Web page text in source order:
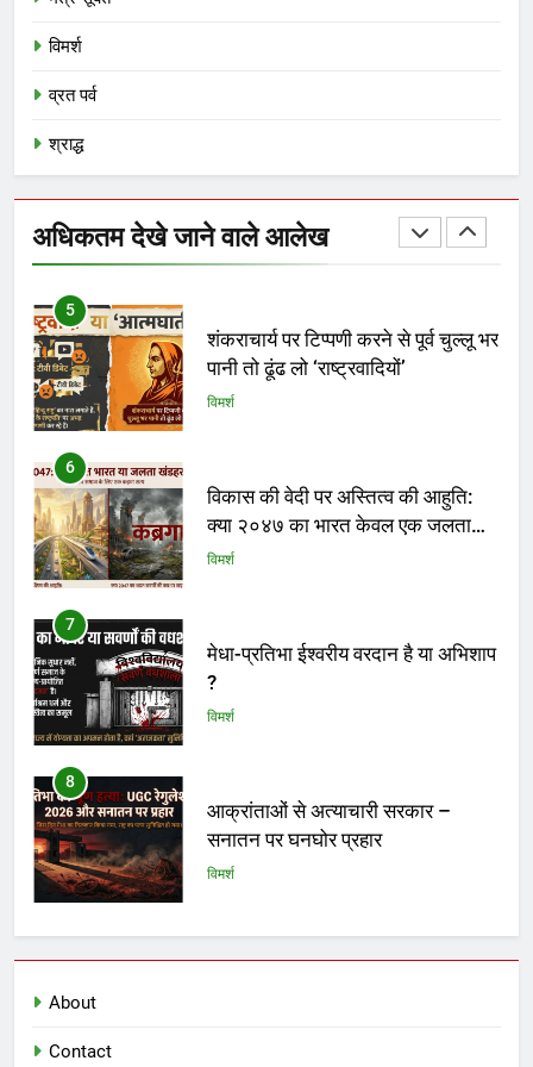
विमर्श
व्रत पर्व
श्राद्ध
अधिकतम देखे जाने वाले आलेख
5
पानी तो ढूंढ लो ‘राष्ट्रवादियों’
विमर्श
6
विकास की वेदी पर अस्तित्व की आहुति:
क्या २०४७ का भारत केवल एक जलता
हुआ खंडहर होगा?
विमर्श
7
मेधा-प्रतिभा ईश्वरीय वरदान है या अभिशाप
?
विमर्श
8
आक्रांताओं से अत्याचारी सरकार –
सनातन पर घनघोर प्रहार
विमर्श
1
एपस्टीन फाइल : आधुनिक असुरों का रक्त-
रंजित षड्यंत्र और वैश्विक मानवतावाद का
ढोंग
विमर्श
2
About
Contact